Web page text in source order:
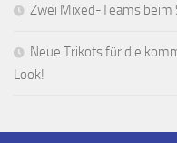
Zwei Mixed-Teams beim
Neue Trikots für die
Look!